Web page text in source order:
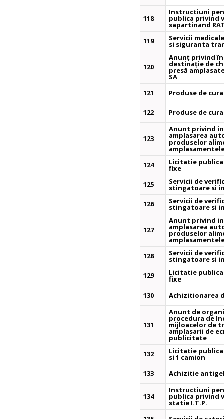
118
Instructiuni
publica privind
sapartinand
119
Servicii
si siguranta
120
Anunț privind
destinație de
presă
SA
121
Produse de
122 Produse de
123
Anunt privind
amplasarea
produselor
124
Licitatie
fixe
125
Servicii de
stingatoare si
126
Servicii de
stingatoare si
127
Anunt privind
amplasarea
produselor
128
Servicii de
stingatoare si
129
Licitatie
fixe
130
Achizitionarea
131
Anunt de
procedura de
mijloacelor de
amplasarii de
publicitate
132
Licitatie
si 1 camion
133
Achizitie
134
Instructiuni
publica privind
statie I.T.P.